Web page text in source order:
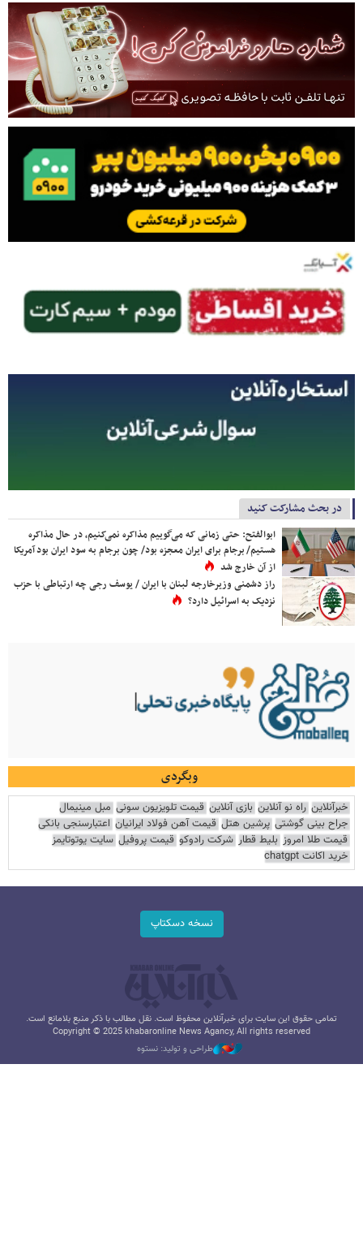
در بحث مشارکت کنید
ابوالفتح: حتی زمانی که می‌گوییم مذاکره نمی‌کنیم، در حال مذاکره
هستیم/ برجام برای ایران معجزه بود/ چون برجام به سود ایران بود آمریکا
از آن خارج شد
راز دشمنی وزیرخارجه لبنان با ایران / یوسف رجی چه ارتباطی با حزب
نزدیک به اسرائیل دارد؟
وبگردی
خبرآنلاین راه نو آنلاین بازی آنلاین قیمت تلویزیون سونی مبل مینیمال
جراح بینی گوشتی پرشین هتل قیمت آهن فولاد ایرانیان اعتبارسنجی بانکی
قیمت طلا امروز بلیط قطار شرکت رادوکو قیمت پروفیل سایت یوتوتایمز
خرید اکانت chatgpt
نسخه دسکتاپ
تمامی حقوق این سایت برای خبرآنلاین محفوظ است. نقل مطالب با ذکر منبع بلامانع است.
Copyright © 2025 khabaronline News Agancy, All rights reserved
طراحی و تولید: نستوه